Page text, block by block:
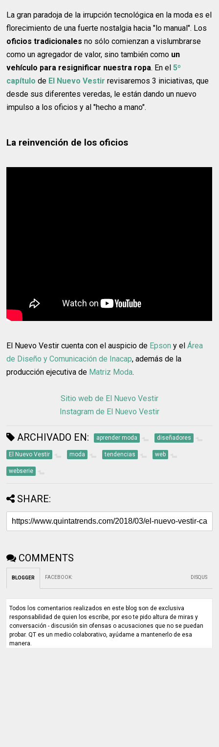
La gran paradoja de la irrupción tecnológica en la moda es el
florecimiento de una fuerte nostalgia hacia "lo manual". Los
oficios tradicionales no sólo comienzan a vislumbrarse
como un agregador de valor, sino también como un
vehículo para resignificar nuestra ropa. En el5º
capítulo de El Nuevo Vestir revisaremos 3 iniciativas, que
desde sus diferentes veredas, le están dando un nuevo
impulso a los oficios y al "hecho a mano".
La reinvención de los oficios
El Nuevo Vestir cuenta con el auspicio de Epson y elÁrea
de Diseño y Comunicación de Inacap, además de la
producción ejecutiva de Matriz Moda.
Sitio web de El Nuevo Vestir
Instagram de El Nuevo Vestir
ARCHIVADO EN: aprender moda diseñadores
El Nuevo Vestir moda tendencias web
webserie
SHARE:
COMMENTS
BLOGGER FACEBOOK: DISQUS
Todos los comentarios realizados en este blog son de exclusiva
responsabilidad de quien los escribe, por eso te pido altura de miras y
conversación - discusión sin ofensas o acusaciones que no se puedan
probar. QT es un medio colaborativo, ayúdame a mantenerlo de esa
manera.